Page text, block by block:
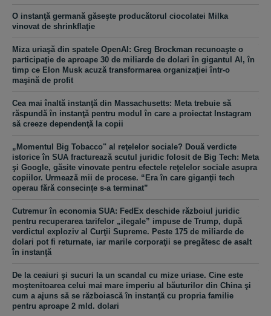
O instanţă germană găseşte producătorul ciocolatei Milka
vinovat de shrinkflaţie
Miza uriaşă din spatele OpenAI: Greg Brockman recunoaşte o
participaţie de aproape 30 de miliarde de dolari în gigantul AI, în
timp ce Elon Musk acuză transformarea organizaţiei într-o
maşină de profit
Cea mai înaltă instanţă din Massachusetts: Meta trebuie să
răspundă în instanţă pentru modul în care a proiectat Instagram
să creeze dependenţă la copii
„Momentul Big Tobacco" al reţelelor sociale? Două verdicte
istorice în SUA fracturează scutul juridic folosit de Big Tech: Meta
şi Google, găsite vinovate pentru efectele reţelelor sociale asupra
copiilor. Urmează mii de procese. “Era în care giganţii tech
operau fără consecinţe s-a terminat”
Cutremur în economia SUA: FedEx deschide războiul juridic
pentru recuperarea tarifelor „ilegale” impuse de Trump, după
verdictul exploziv al Curţii Supreme. Peste 175 de miliarde de
dolari pot fi returnate, iar marile corporaţii se pregătesc de asalt
în instanţă
De la ceaiuri şi sucuri la un scandal cu mize uriase. Cine este
moştenitoarea celui mai mare imperiu al băuturilor din China şi
cum a ajuns să se războiască în instanţă cu propria familie
pentru aproape 2 mld. dolari